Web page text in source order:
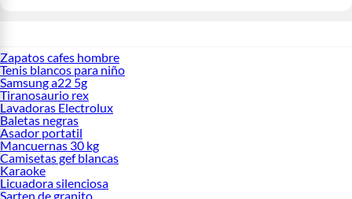
Zapatos cafes hombre
Tenis blancos para niño
Samsung a22 5g
Tiranosaurio rex
Lavadoras Electrolux
Baletas negras
Asador portatil
Mancuernas 30 kg
Camisetas gef blancas
Karaoke
Licuadora silenciosa
Sarten de granito